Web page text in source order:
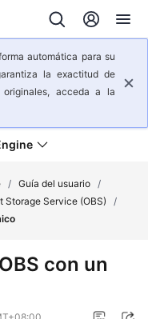
automática para su
la exactitud de
acceda a la
/ Guía del usuario /
Storage Service (OBS)
/
con un